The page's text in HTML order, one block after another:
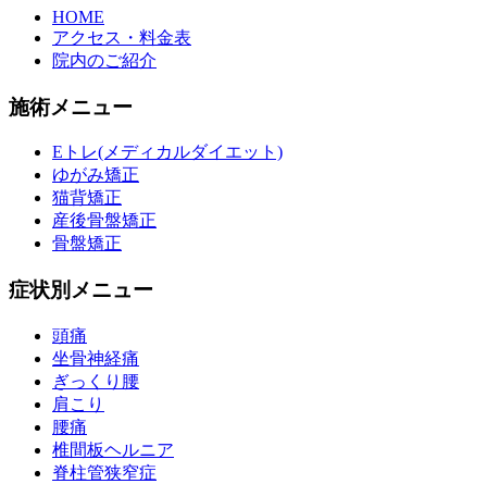
HOME
アクセス・料金表
院内のご紹介
施術メニュー
Eトレ(メディカルダイエット)
ゆがみ矯正
猫背矯正
産後骨盤矯正
骨盤矯正
症状別メニュー
頭痛
坐骨神経痛
ぎっくり腰
肩こり
腰痛
椎間板ヘルニア
脊柱管狭窄症